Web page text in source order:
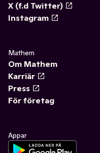
X (f.d Twitter)
Instagram
Mathem
Om Mathem
Karriär
Press
För företag
Appar